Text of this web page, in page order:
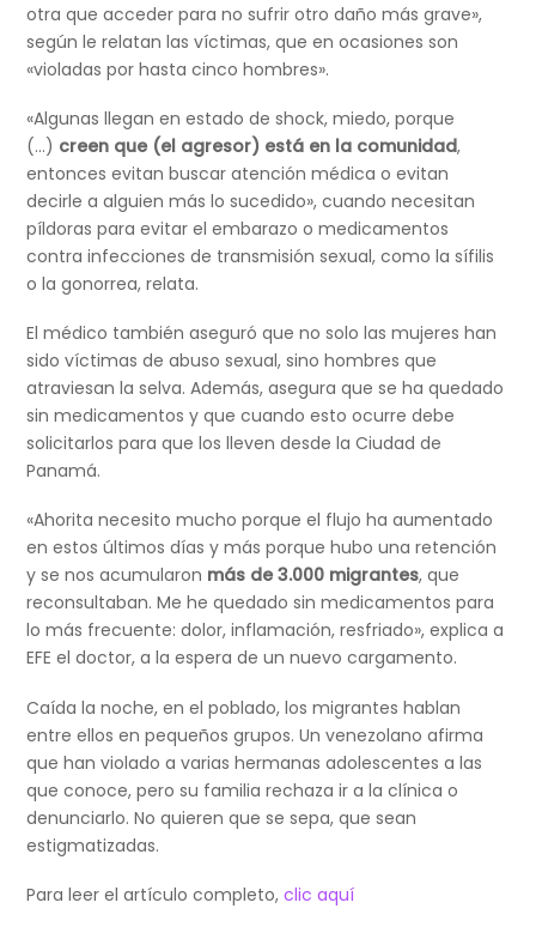
otra que acceder para no sufrir otro daño más grave»,
según le relatan las víctimas, que en ocasiones son
«violadas por hasta cinco hombres».
«Algunas llegan en estado de shock, miedo, porque
(…) creen que (el agresor) está en la comunidad,
entonces evitan buscar atención médica o evitan
decirle a alguien más lo sucedido», cuando necesitan
píldoras para evitar el embarazo o medicamentos
contra infecciones de transmisión sexual, como la sífilis
o la gonorrea, relata.
El médico también aseguró que no solo las mujeres han
sido víctimas de abuso sexual, sino hombres que
atraviesan la selva. Además, asegura que se ha quedado
sin medicamentos y que cuando esto ocurre debe
solicitarlos para que los lleven desde la Ciudad de
Panamá.
«Ahorita necesito mucho porque el flujo ha aumentado
en estos últimos días y más porque hubo una retención
y se nos acumularon más de 3.000 migrantes, que
reconsultaban. Me he quedado sin medicamentos para
lo más frecuente: dolor, inflamación, resfriado», explica a
EFE el doctor, a la espera de un nuevo cargamento.
Caída la noche, en el poblado, los migrantes hablan
entre ellos en pequeños grupos. Un venezolano afirma
que han violado a varias hermanas adolescentes a las
que conoce, pero su familia rechaza ir a la clínica o
denunciarlo. No quieren que se sepa, que sean
estigmatizadas.
Para leer el artículo completo,clic aquí